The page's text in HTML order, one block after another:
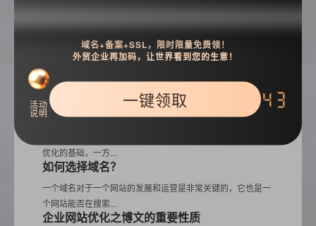
热门推荐
网站被降权的六大特征表现
SEO站长都知道最不希望发生的就是网站被降权，往往有的时
候作词心切导致...
网站优化之“高转化率”秘诀
优化的基础，一方...
如何选择域名？
一个域名对于一个网站的发展和运营是非常关键的，它也是一
个网站能否在搜索...
企业网站优化之博文的重要性质
活动
说明
域名+备案+SSL，限时限量免费领！
外贸企业再加码，让世界看到您的生意！
一键领取 42